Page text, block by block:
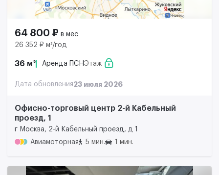
64 800 ₽ в мес
26 352 ₽ м²/год
36 м² Аренда ПСНЭтаж
Дата обновления23 июля 2026
Офисно-торговый центр 2-й Кабельный
проезд, 1
г Москва, 2-й Кабельный проезд, д 1
Авиамоторная
5 мин. 1 мин.